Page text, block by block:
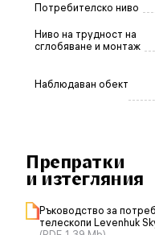
Потребителско ниво
Ниво на трудност на
сглобяване и монтаж
Наблюдаван обект
Препратки
и изтегляния
Ръководство за
телескопи Levenhuk